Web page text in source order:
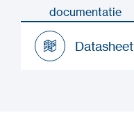
documentatie
Datasheet